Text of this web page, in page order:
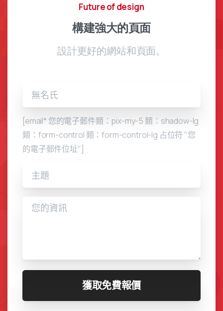
Future of design
構建強大的頁面
設計更好的網站和頁面。
[email* 您的電子郵件類：pix-my-5 類：shadow-lg
類：form-control 類：form-control-lg 占位符 "您
的電子郵件位址"]